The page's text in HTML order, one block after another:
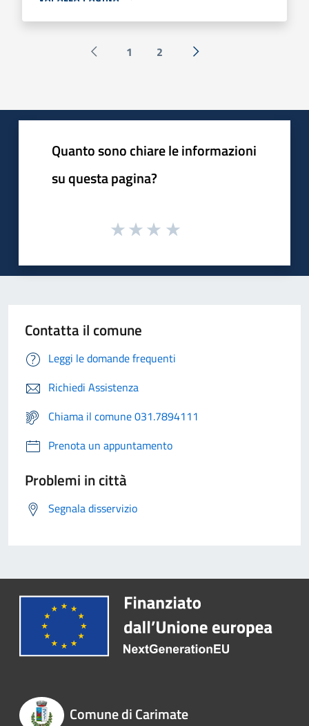
Pagina precedente
1 2 Successiva »
Quanto sono chiare le informazioni
su questa pagina?
Contatta il comune
Leggi le domande frequenti
Richiedi Assistenza
Chiama il comune 031.7894111
Prenota un appuntamento
Problemi in città
Segnala disservizio
Comune di Carimate